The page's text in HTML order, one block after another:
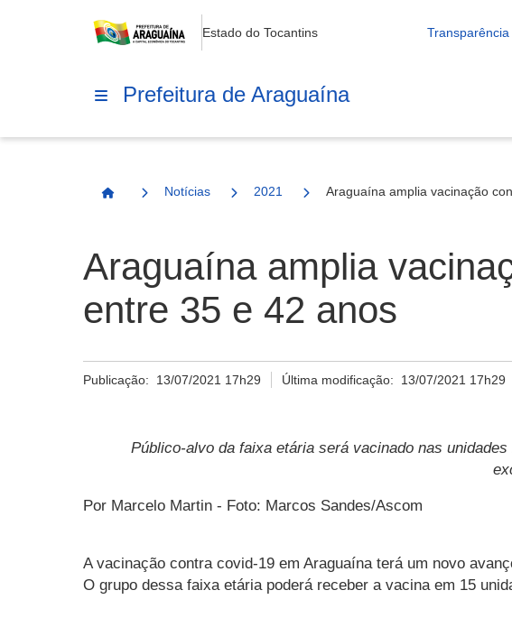
Estado do Tocantins Transparência
Prefeitura de Araguaína
Página Inicial
Notícias 2021 Araguaína amplia vacinação
Araguaína amplia
entre 35 e 42 anos
Publicação: 13/07/2021 17h29 Última modificação: 13/07/2021 17h29
Público-alvo da faixa etária será vacinado nas
Por Marcelo Martin - Foto: Marcos Sandes/Ascom
A vacinação contra covid-19 em Araguaína terá um novo
O grupo dessa faixa etária poderá receber a vacina em 15